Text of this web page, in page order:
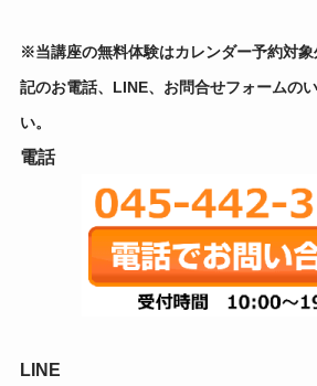
※当講座の無料体験はカレンダー予約対
記のお電話、LINE、お問合せフォームの
い。
電話
LINE